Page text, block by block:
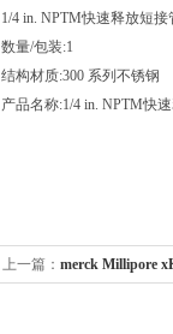
1/4 in. NPTM快速释放短
数量/包装:1
结构材质:300 系列不锈钢
产品名称:1/4 in. NPTM快
上一篇： merck Millipore